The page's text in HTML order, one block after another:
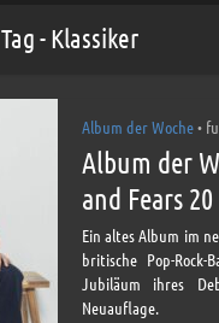
Tag - Klassiker
Album der Woche•
Album der
and Fears 20
Ein altes Album im
britische Pop-
Jubiläum ihres
Neuauflage.